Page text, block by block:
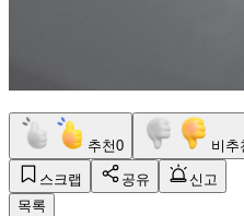
추천0 비추
스크랩 공유
신고
목록